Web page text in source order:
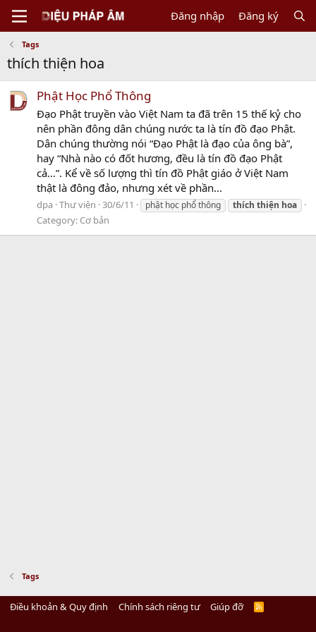
Đăng nhập Đăng ký
Tags
thích thiện hoa
Phật Học Phổ Thông
Đạo Phật truyền vào Việt Nam ta đã trên 15 thế kỷ cho
nên phần đông dân chúng nước ta là tín đồ đạo Phật.
Dân chúng thường nói “Đạo Phật là đạo của ông bà”,
hay “Nhà nào có đốt hương, đều là tín đồ đạo Phật
cả…”. Kể về số lượng thì tín đồ Phật giáo ở Việt Nam
thật là đông đảo, nhưng xét về phần...
dpa Thư viện 30/6/11 phật học phổ thông thích thiện hoa
Category: Cơ bản
Tags
Điều khoản & Quy định Chính sách riêng tư Giúp đỡ
R